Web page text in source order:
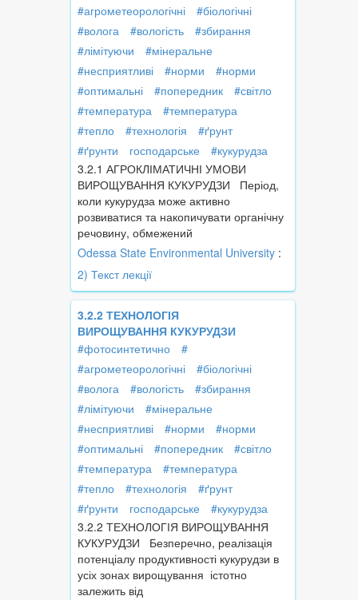
#агрометеорологічні
#біологічні
#волога
#вологість
#збирання
#лімітуючи
#мінеральне
#несприятливі
#норми
#норми
#оптимальні
#попередник
#світло
#температура
#температура
#тепло
#технологія
#ґрунт
#ґрунти
господарське
#кукурудза
3.2.1 АГРОКЛІМАТИЧНІ УМОВИ
ВИРОЩУВАННЯ КУКУРУДЗИ Період,
коли кукурудза може активно
розвиватися та накопичувати органічну
речовину, обмежений
Odessa State Environmental University :
2) Текст лекції
3.2.2 ТЕХНОЛОГІЯ
ВИРОЩУВАННЯ КУКУРУДЗИ
#фотосинтетично
#
#агрометеорологічні
#біологічні
#волога
#вологість
#збирання
#лімітуючи
#мінеральне
#несприятливі
#норми
#норми
#оптимальні
#попередник
#світло
#температура
#температура
#тепло
#технологія
#ґрунт
#ґрунти
господарське
#кукурудза
3.2.2 ТЕХНОЛОГІЯ ВИРОЩУВАННЯ
КУКУРУДЗИ Безперечно, реалізація
потенціалу продуктивності кукурудзи в
усіх зонах вирощування істотно
залежить від